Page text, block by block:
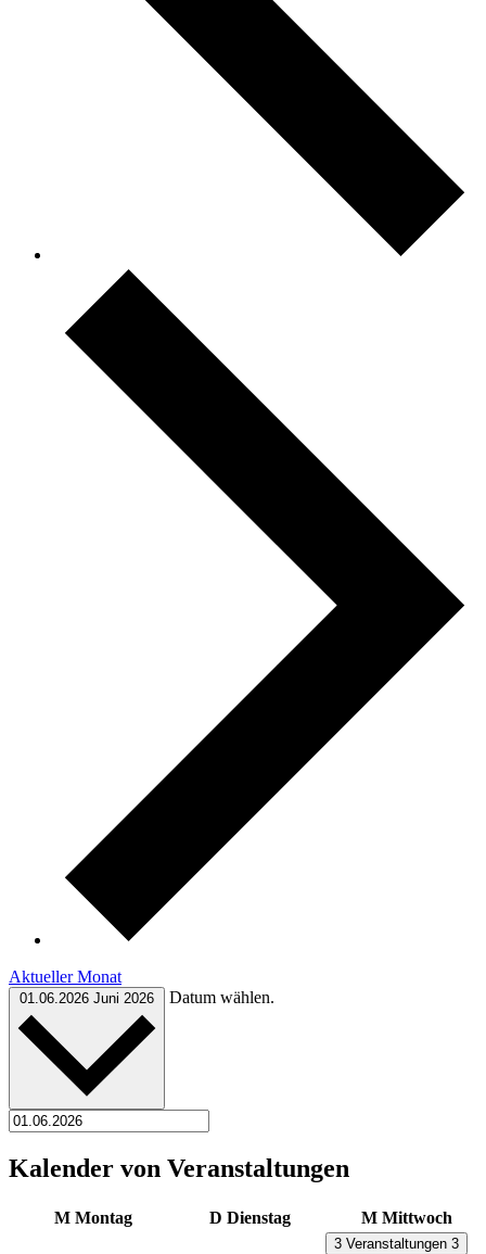
Aktueller Monat
01.06.2026 Juni 2026 Datum wählen.
Kalender von Veranstaltungen
M Montag D Dienstag M Mittwoch
3 Veranstaltungen 3